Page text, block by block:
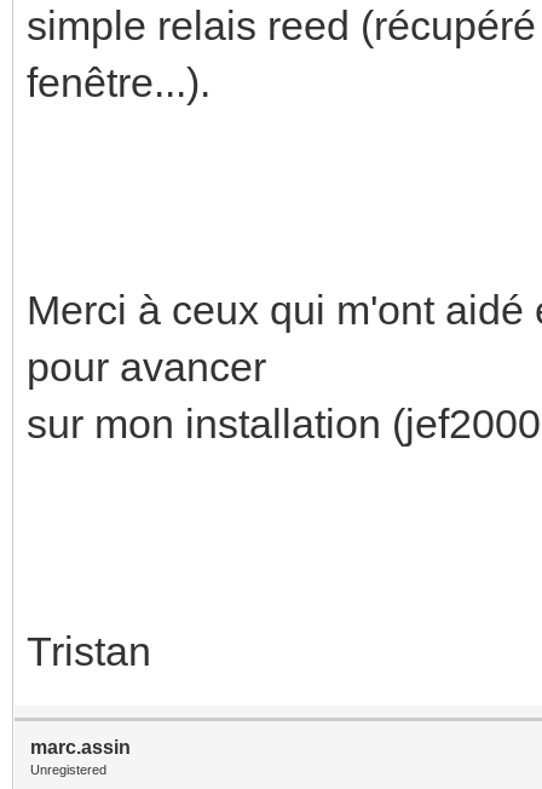
simple relais reed
fenêtre...).
Merci à ceux qui m'ont
pour avancer
sur mon installation
Tristan
marc.assin
Unregistered